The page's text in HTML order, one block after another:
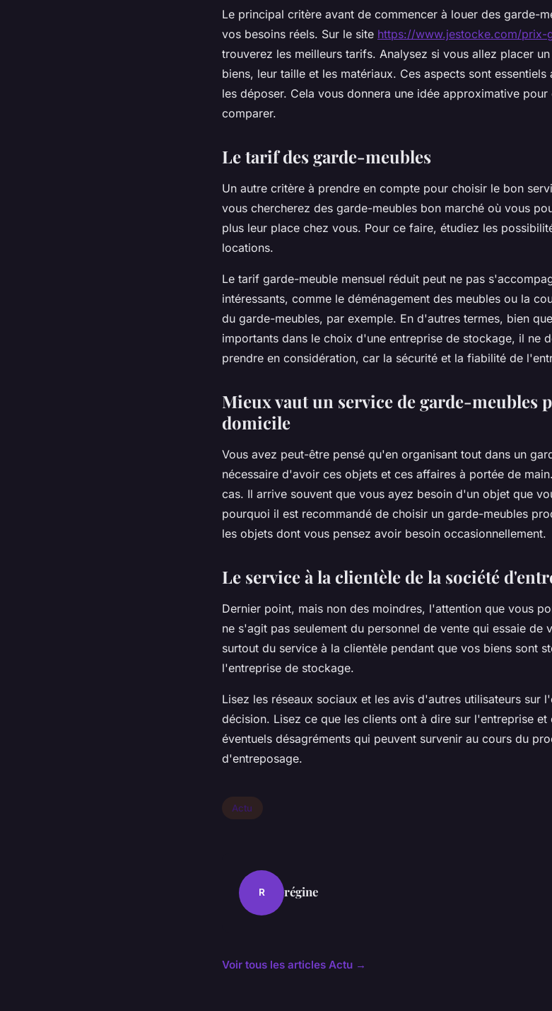
Le principal critère avant de commencer à louer des garde-
vos besoins réels. Sur le site https://www.jestocke.com/prix-
trouverez les meilleurs tarifs. Analysez si vous allez placer
biens, leur taille et les matériaux. Ces aspects sont
les déposer. Cela vous donnera une idée approximative
comparer.
Le tarif des garde-meubles
Un autre critère à prendre en compte pour choisir le bon
vous chercherez des garde-meubles bon marché où vous
plus leur place chez vous. Pour ce faire, étudiez les
locations.
Le tarif garde-meuble mensuel réduit peut ne pas
intéressants, comme le déménagement des meubles ou la
du garde-meubles, par exemple. En d'autres termes, bien
importants dans le choix d'une entreprise de stockage, il ne
prendre en considération, car la sécurité et la fiabilité de
Mieux vaut un service de garde-meubles
domicile
Vous avez peut-être pensé qu'en organisant tout dans un
nécessaire d'avoir ces objets et ces affaires à portée de
cas. Il arrive souvent que vous ayez besoin d'un objet que
pourquoi il est recommandé de choisir un garde-meubles
les objets dont vous pensez avoir besoin occasionnellement.
Le service à la clientèle de la société
Dernier point, mais non des moindres, l'attention que vous
ne s'agit pas seulement du personnel de vente qui essaie de
surtout du service à la clientèle pendant que vos biens sont
l'entreprise de stockage.
Lisez les réseaux sociaux et les avis d'autres utilisateurs sur
décision. Lisez ce que les clients ont à dire sur l'entreprise et
éventuels désagréments qui peuvent survenir au cours du
d'entreposage.
Actu
R régine
Voir tous les articles Actu →